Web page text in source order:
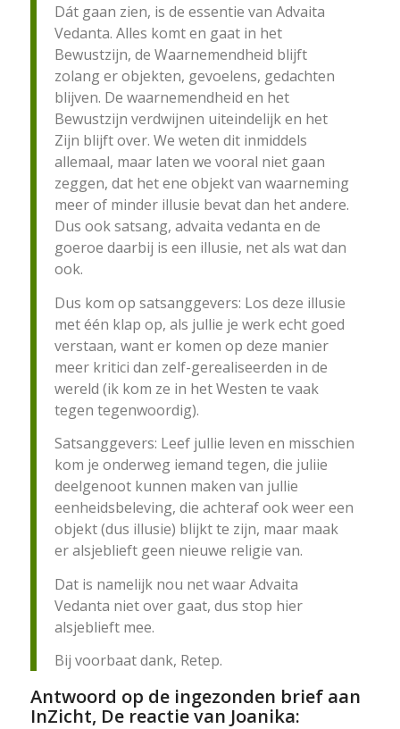
Dát gaan zien, is de essentie van Advaita
Vedanta. Alles komt en gaat in het
Bewustzijn, de Waarnemendheid blijft
zolang er objekten, gevoelens, gedachten
blijven. De waarnemendheid en het
Bewustzijn verdwijnen uiteindelijk en het
Zijn blijft over. We weten dit inmiddels
allemaal, maar laten we vooral niet gaan
zeggen, dat het ene objekt van waarneming
meer of minder illusie bevat dan het andere.
Dus ook satsang, advaita vedanta en de
goeroe daarbij is een illusie, net als wat dan
ook.
Dus kom op satsanggevers: Los deze illusie
met één klap op, als jullie je werk echt goed
verstaan, want er komen op deze manier
meer kritici dan zelf-gerealiseerden in de
wereld (ik kom ze in het Westen te vaak
tegen tegenwoordig).
Satsanggevers: Leef jullie leven en misschien
kom je onderweg iemand tegen, die juliie
deelgenoot kunnen maken van jullie
eenheidsbeleving, die achteraf ook weer een
objekt (dus illusie) blijkt te zijn, maar maak
er alsjeblieft geen nieuwe religie van.
Dat is namelijk nou net waar Advaita
Vedanta niet over gaat, dus stop hier
alsjeblieft mee.
Bij voorbaat dank, Retep.
Antwoord op de ingezonden brief aan
InZicht, De reactie van Joanika: